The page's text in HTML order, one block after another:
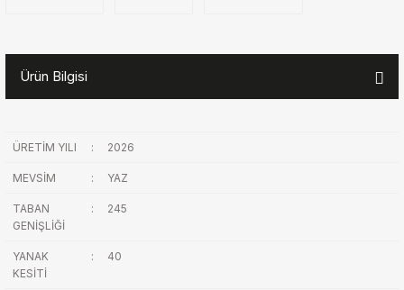
Ürün Bilgisi
ÜRETİM YILI : 2026
MEVSİM : YAZ
TABAN
GENİŞLİĞİ
: 245
YANAK
KESİTİ
: 40